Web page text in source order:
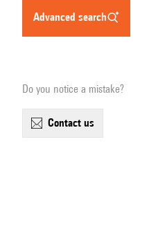
advanced search
Do you notice a mistake?
contact us